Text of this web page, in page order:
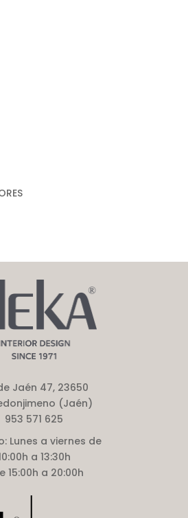
Jaén 47, 23650
(Jaén)
953 571 625
Lunes a viernes de
a 13:30h
15:00h a 20:00h